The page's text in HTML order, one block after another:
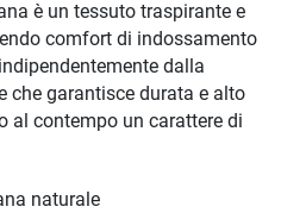
è un tessuto traspirante e
comfort di indossamento
dalla
che garantisce durata e alto
al contempo un carattere di
naturale